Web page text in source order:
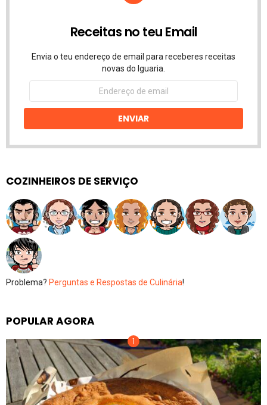
Receitas no teu Email
Envia o teu endereço de email para receberes receitas
novas do Iguaria.
Endereço
email
ENVIAR
COZINHEIROS DE SERVIÇO
Problema? Perguntas e Respostas de Culinária!
POPULAR AGORA